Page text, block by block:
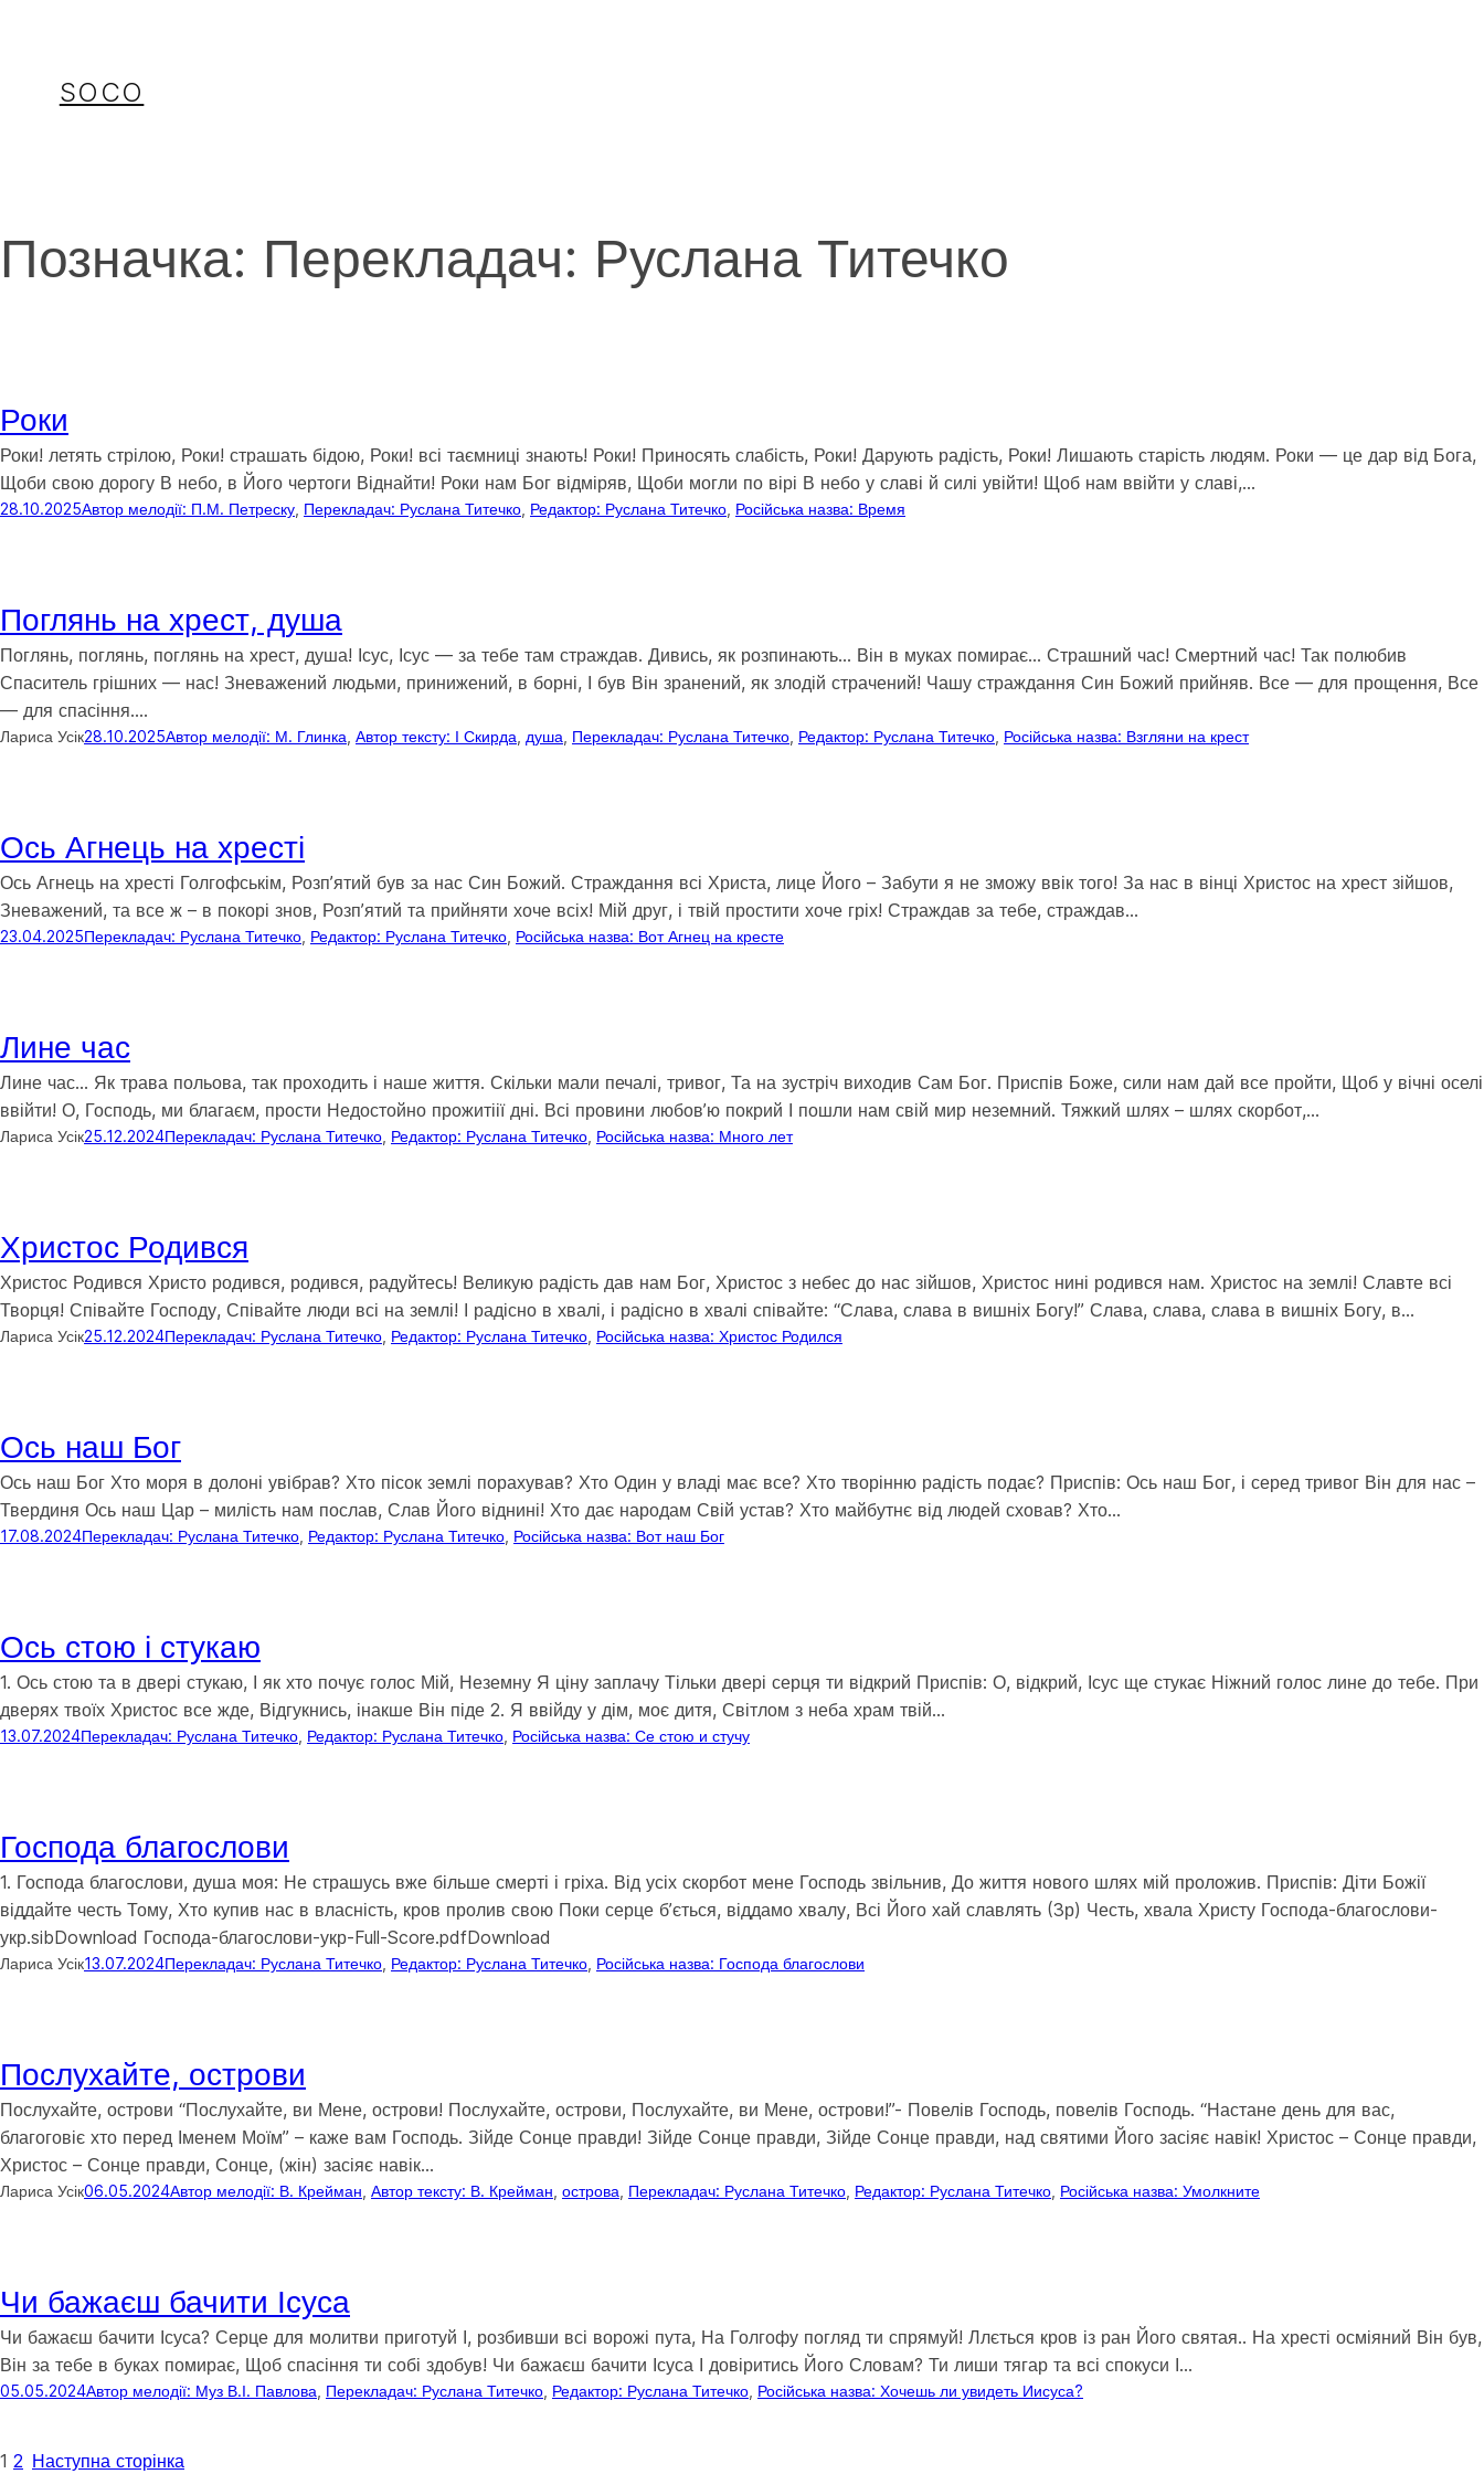
SOCO
Позначка: Перекладач: Руслана Титечко
Роки
Роки! летять стрілою, Роки! страшать бідою, Роки! всі таємниці знають! Роки! Приносять слабість, Роки! Дарують радість, Роки! Лишають старість людям. Роки — це дар від Бога,
Щоби свою дорогу В небо, в Його чертоги Віднайти! Роки нам Бог відміряв, Щоби могли по вірі В небо у славі й силі увійти! Щоб нам ввійти у славі,…
28.10.2025Автор мелодії: П.М. Петреску Перекладач: Руслана Титечко Редактор: Руслана Титечко Російська назва: Время
Поглянь на хрест, душа
Поглянь, поглянь, поглянь на хрест, душа! Ісус, Ісус — за тебе там страждав. Дивись, як розпинають… Він в муках помирає… Страшний час! Смертний час! Так полюбив
Спаситель грішних — нас! Зневажений людьми, принижений, в борні, І був Він зранений, як злодій страчений! Чашу страждання Син Божий прийняв. Все — для прощення, Все
— для спасіння.…
Лариса Усік28.10.2025Автор мелодії: М. Глинка Автор тексту: І Скирда душа Перекладач: Руслана Титечко Редактор: Руслана Титечко Російська назва: Взгляни на крест
Ось Агнець на хресті
Ось Агнець на хресті Голгофськім, Розпʼятий був за нас Син Божий. Страждання всі Христа, лице Його – Забути я не зможу ввік того! За нас в вінці Христос на хрест зійшов,
Зневажений, та все ж – в покорі знов, Розпʼятий та прийняти хоче всіх! Мій друг, і твій простити хоче гріх! Страждав за тебе, страждав…
23.04.2025Перекладач: Руслана Титечко Редактор: Руслана Титечко Російська назва: Вот Агнец на кресте
Лине час
Лине час… Як трава польова, так проходить і наше життя. Скільки мали печалі, тривог, Та на зустріч виходив Сам Бог. Приспів Боже, сили нам дай все пройти, Щоб у вічні оселі
ввійти! О, Господь, ми благаєм, прости Недостойно прожитіії дні. Всі провини любовʼю покрий І пошли нам свій мир неземний. Тяжкий шлях – шлях скорбот,…
Лариса Усік25.12.2024Перекладач: Руслана Титечко Редактор: Руслана Титечко Російська назва: Много лет
Христос Родився
Христос Родився Христо родився, родився, радуйтесь! Великую радість дав нам Бог, Христос з небес до нас зійшов, Христос нині родився нам. Христос на землі! Славте всі
Творця! Співайте Господу, Співайте люди всі на землі! І радісно в хвалі, і радісно в хвалі співайте: “Слава, слава в вишніх Богу!” Слава, слава, слава в вишніх Богу, в…
Лариса Усік25.12.2024Перекладач: Руслана Титечко Редактор: Руслана Титечко Російська назва: Христос Родился
Ось наш Бог
Ось наш Бог Хто моря в долоні увібрав? Хто пісок землі порахував? Хто Один у владі має все? Хто творінню радість подає? Приспів: Ось наш Бог, і серед тривог Він для нас –
Твердиня Ось наш Цар – милість нам послав, Слав Його віднині! Хто дає народам Свій устав? Хто майбутнє від людей сховав? Хто…
17.08.2024Перекладач: Руслана Титечко Редактор: Руслана Титечко Російська назва: Вот наш Бог
Ось стою і стукаю
1. Ось стою та в двері стукаю, І як хто почує голос Мій, Неземну Я ціну заплачу Тільки двері серця ти відкрий Приспів: О, відкрий, Ісус ще стукає Ніжний голос лине до тебе. При
дверях твоїх Христос все жде, Відгукнись, інакше Він піде 2. Я ввійду у дім, моє дитя, Світлом з неба храм твій…
13.07.2024Перекладач: Руслана Титечко Редактор: Руслана Титечко Російська назва: Се стою и стучу
Господа благослови
1. Господа благослови, душа моя: Не страшусь вже більше смерті і гріха. Від усіх скорбот мене Господь звільнив, До життя нового шлях мій проложив. Приспів: Діти Божії
віддайте честь Тому, Хто купив нас в власність, кров пролив свою Поки серце бʼється, віддамо хвалу, Всі Його хай славлять (3р) Честь, хвала Христу Господа-благослови-
укр.sibDownload Господа-благослови-укр-Full-Score.pdfDownload
Лариса Усік13.07.2024Перекладач: Руслана Титечко Редактор: Руслана Титечко Російська назва: Господа благослови
Послухайте, острови
Послухайте, острови “Послухайте, ви Мене, острови! Послухайте, острови, Послухайте, ви Мене, острови!”- Повелів Господь, повелів Господь. “Настане день для вас,
благоговіє хто перед Іменем Моїм” – каже вам Господь. Зійде Сонце правди! Зійде Сонце правди, Зійде Сонце правди, над святими Його засіяє навік! Христос – Сонце правди,
Христос – Сонце правди, Сонце, (жін) засіяє навік…
Лариса Усік06.05.2024Автор мелодії: В. Крейман Автор тексту: В. Крейман острова Перекладач: Руслана Титечко Редактор: Руслана Титечко Російська назва: Умолкните
Чи бажаєш бачити Ісуса
Чи бажаєш бачити Ісуса? Серце для молитви приготуй І, розбивши всі ворожі пута, На Голгофу погляд ти спрямуй! Ллється кров із ран Його святая.. На хресті осміяний Він був,
Він за тебе в буках помирає, Щоб спасіння ти собі здобув! Чи бажаєш бачити Ісуса І довіритись Його Словам? Ти лиши тягар та всі спокуси І…
05.05.2024Автор мелодії: Муз В.І. Павлова Перекладач: Руслана Титечко Редактор: Руслана Титечко Російська назва: Хочешь ли увидеть Иисуса?
1 2 Наступна сторінка